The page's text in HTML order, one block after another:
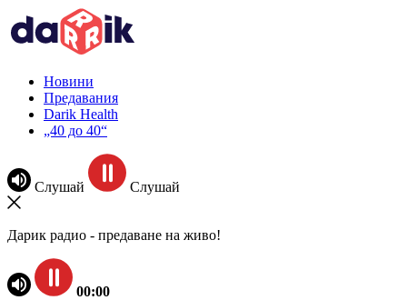
Новини
Предавания
Darik Health
„40 до 40“
Слушай Слушай
Дарик радио - предаване на живо!
00:00